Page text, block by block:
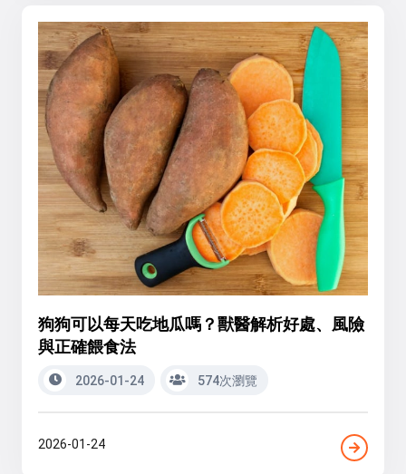
狗狗可以每天吃地瓜嗎？獸醫解析好處、風險
與正確餵食法
2026-01-24 574次瀏覽
2026-01-24